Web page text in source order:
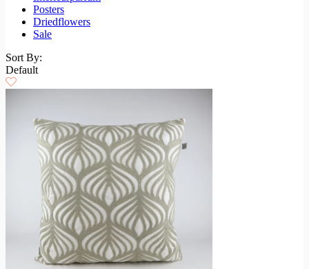
Posters
Driedflowers
Sale
Sort By:
Default